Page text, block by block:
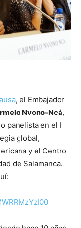
, el Embajador
Nvono-Ncá,
panelista en el I
global,
y el Centro
de Salamanca.